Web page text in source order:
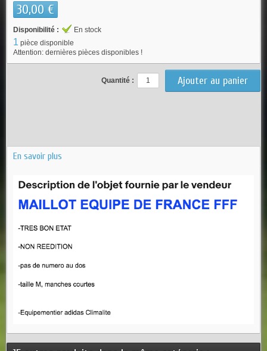
30,00 €
Disponibilité : En stock
1 pièce disponible
Attention: dernières pièces disponibles !
Quantité :
En savoir plus